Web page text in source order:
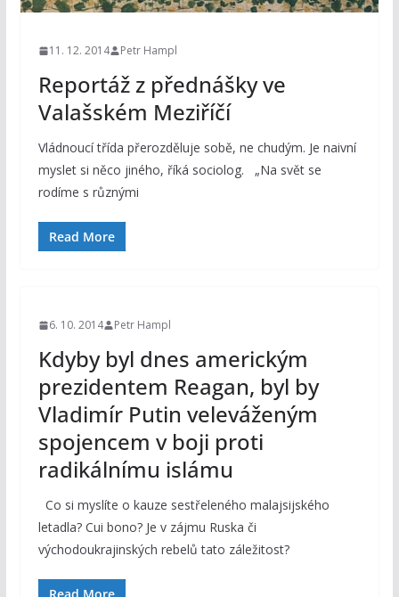
11. 12. 2014 Petr Hampl
Reportáž z přednášky ve
Valašském Meziříčí
Vládnoucí třída přerozděluje sobě, ne chudým. Je naivní
myslet si něco jiného, říká sociolog. „Na svět se
rodíme s různými
Read More
6. 10. 2014 Petr Hampl
Kdyby byl dnes americkým
prezidentem Reagan, byl by
Vladimír Putin veleváženým
spojencem v boji proti
radikálnímu islámu
Co si myslíte o kauze sestřeleného malajsijského
letadla? Cui bono? Je v zájmu Ruska či
východoukrajinských rebelů tato záležitost?